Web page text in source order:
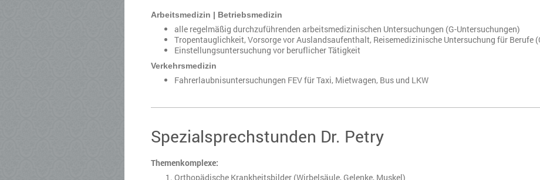
Arbeitsmedizin | Betriebsmedizin
alle regelmäßig durchzuführenden arbeitsmedizinischen Untersuchungen (G-Untersuchungen)
Tropentauglichkeit, Vorsorge vor Auslandsaufenthalt, Reisemedizinische Untersuchung für Berufe
Einstellungsuntersuchung vor beruflicher Tätigkeit
Verkehrsmedizin
Fahrerlaubnisuntersuchungen FEV für Taxi, Mietwagen, Bus und LKW
Spezialsprechstunden Dr. Petry
Themenkomplexe:
Orthopädische Krankheitsbilder (Wirbelsäule, Gelenke, Muskel)